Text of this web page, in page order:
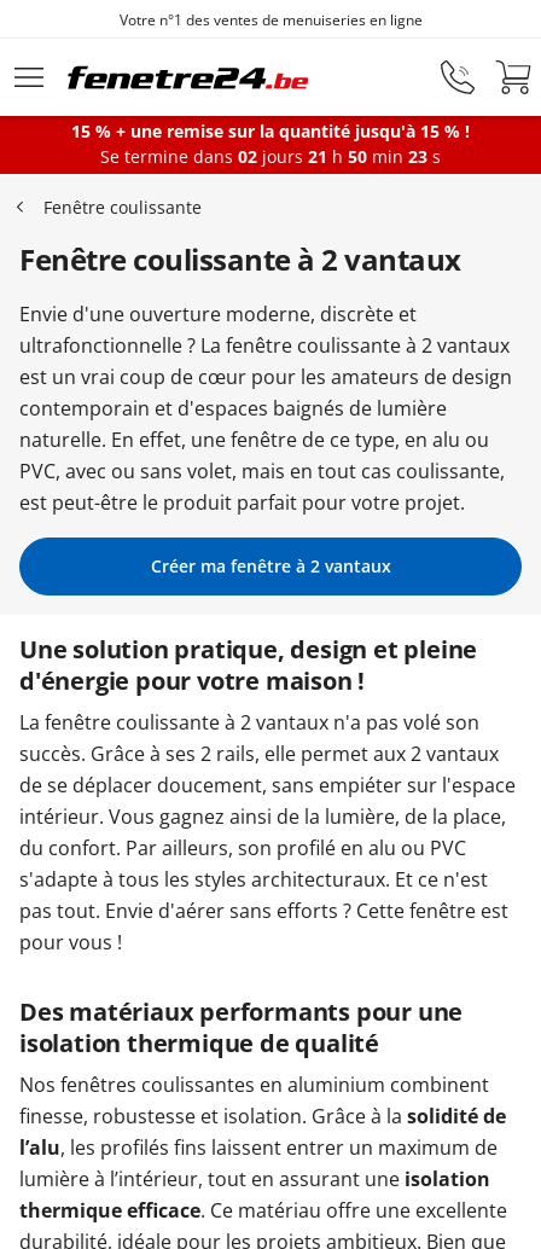
Aller au contenu principal
Votre n°1 des ventes de menuiseries en ligne
Fenêtres
Portes-fenêtres
Baies vitrées
Portes d'entrée
Protections solaires
Garages & Carports
Clôtures et portails
M'identifier
Conseils gratuits
15 % + une remise sur la quantité jusqu'à 15 % !
Se termine dans 02 jours 21 h 50 min 22 s
Fenêtre coulissante
Fenêtre coulissante à 2 vantaux
Envie d'une ouverture moderne, discrète et
ultrafonctionnelle ? La fenêtre coulissante à 2 vantaux
est un vrai coup de cœur pour les amateurs de design
contemporain et d'espaces baignés de lumière
naturelle. En effet, une fenêtre de ce type, en alu ou
PVC, avec ou sans volet, mais en tout cas coulissante,
est peut-être le produit parfait pour votre projet.
Créer ma fenêtre à 2 vantaux
Une solution pratique, design et pleine
d'énergie pour votre maison !
La fenêtre coulissante à 2 vantaux n'a pas volé son
succès. Grâce à ses 2 rails, elle permet aux 2 vantaux
de se déplacer doucement, sans empiéter sur l'espace
intérieur. Vous gagnez ainsi de la lumière, de la place,
du confort. Par ailleurs, son profilé en alu ou PVC
s'adapte à tous les styles architecturaux. Et ce n'est
pas tout. Envie d'aérer sans efforts ? Cette fenêtre est
pour vous !
Des matériaux performants pour une
isolation thermique de qualité
Nos fenêtres coulissantes en aluminium combinent
finesse, robustesse et isolation. Grâce à la solidité de
l’alu, les profilés fins laissent entrer un maximum de
lumière à l’intérieur, tout en assurant une isolation
thermique efficace. Ce matériau offre une excellente
durabilité, idéale pour les projets ambitieux. Bien que